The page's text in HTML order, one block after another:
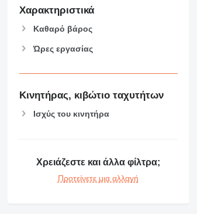
Χαρακτηριστικά
Καθαρό βάρος
Ώρες εργασίας
Κινητήρας, κιβώτιο ταχυτήτων
Ισχύς του κινητήρα
Χρειάζεστε και άλλα φίλτρα;
Προτείνετε μια αλλαγή